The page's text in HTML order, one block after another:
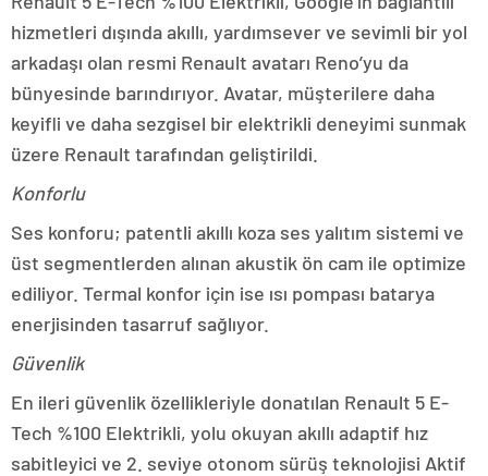
hizmetleri dışında akıllı, yardımsever ve sevimli bir yol
arkadaşı olan resmi Renault avatarı Reno’yu da
bünyesinde barındırıyor. Avatar, müşterilere daha
keyifli ve daha sezgisel bir elektrikli deneyimi sunmak
üzere Renault tarafından geliştirildi.
Konforlu
Ses konforu; patentli akıllı koza ses yalıtım sistemi ve
üst segmentlerden alınan akustik ön cam ile optimize
ediliyor. Termal konfor için ise ısı pompası batarya
enerjisinden tasarruf sağlıyor.
Güvenlik
En ileri güvenlik özellikleriyle donatılan Renault 5 E-
Tech %100 Elektrikli, yolu okuyan akıllı adaptif hız
sabitleyici ve 2. seviye otonom sürüş teknolojisi Aktif